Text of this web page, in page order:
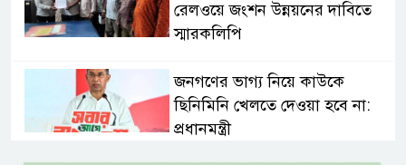
রেলওয়ে জংশন উন্নয়নের দাবিতে
স্মারকলিপি
জনগণের ভাগ্য নিয়ে কাউকে
ছিনিমিনি খেলতে দেওয়া হবে না:
প্রধানমন্ত্রী